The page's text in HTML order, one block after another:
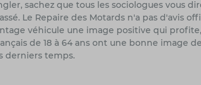
sachez que tous les sociologues vous
Le Repaire des Motards n'a pas d'avis
véhicule une image positive qui
de 18 à 64 ans ont une bonne image
derniers temps.